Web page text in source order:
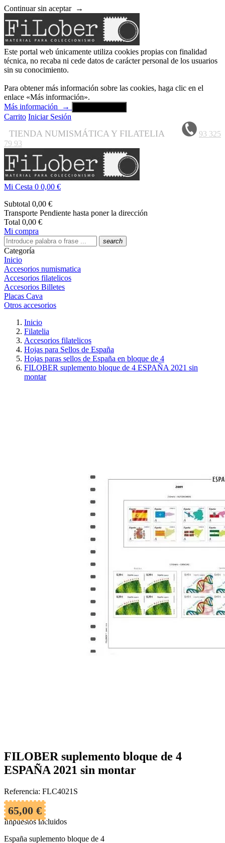
Continuar sin aceptar →
Este portal web únicamente utiliza cookies propias con finalidad
técnica, no recaba ni cede datos de carácter personal de los usuarios
sin su conocimiento.
Para obtener más información sobre las cookies, haga clic en el
enlace «Más información».
Más información
→
Carrito Iniciar Sesión
TIENDA NUMISMÁTICA Y FILATELIA
93 325
79 93
Mi Cesta 0 0,00 €
Subtotal 0,00 €
Transporte Pendiente hasta poner la dirección
Total 0,00 €
Mi compra
search
Categoría
Inicio
Accesorios numismatica
Accesorios filatelicos
Accesorios Billetes
Placas Cava
Otros accesorios
Inicio
Filatelia
Accesorios filatelicos
Hojas para Sellos de España
Hojas paras sellos de España en bloque de 4
FILOBER suplemento bloque de 4 ESPAÑA 2021 sin
montar
FILOBER suplemento bloque de 4
ESPAÑA 2021 sin montar
Referencia: FLC4021S
65,00 €
Impuestos incluidos
España suplemento bloque de 4